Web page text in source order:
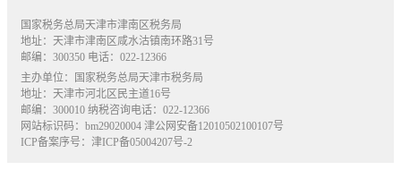
国家税务总局天津市津南区税务局
地址：天津市津南区咸水沽镇南环路31号
邮编：300350 电话：022-12366
主办单位：国家税务总局天津市税务局
地址：天津市河北区民主道16号
邮编：300010 纳税咨询电话：022-12366
网站标识码：bm29020004 津公网安备12010502100107号
ICP备案序号：津ICP备05004207号-2